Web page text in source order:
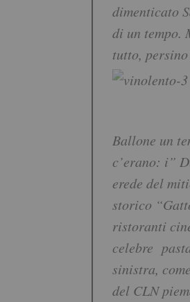
dimenticato
di un tempo.
tutto,
Ballone un
c’erano: i”
erede del
storico
ristoranti
celebre
sinistra,
del CLN